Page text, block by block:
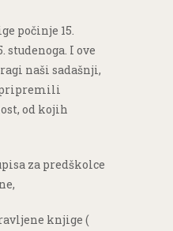
počinje 15.
studenoga. I ove
naši sadašnji,
pripremili
od kojih
za predškolce
knjige (